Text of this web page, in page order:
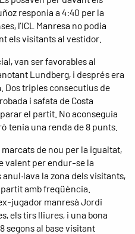
responia a 4:40 per la
l’ICL Manresa no podia
els visitants al vestidor.
van ser favorables al
Lundberg, i després era
Dos triples consecutius de
i safata de Costa
el partit. No aconseguia
tenia una renda de 8 punts.
de nou per la igualtat,
valent per endur-se la
la zona dels visitants,
amb freqüència.
jugador manresà Jordi
els tirs lliures, i una bona
segons al base visitant